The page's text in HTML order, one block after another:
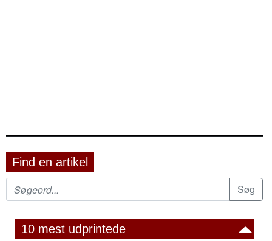
Find en artikel
10 mest udprintede